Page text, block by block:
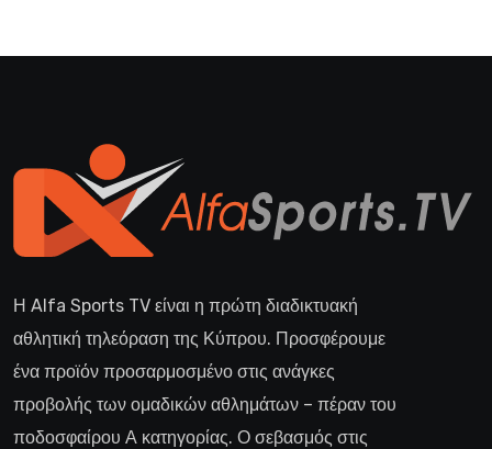
Η Alfa Sports TV είναι η πρώτη διαδικτυακή
αθλητική τηλεόραση της Κύπρου. Προσφέρουμε
ένα προϊόν προσαρμοσμένο στις ανάγκες
προβολής των ομαδικών αθλημάτων – πέραν του
ποδοσφαίρου Α κατηγορίας. Ο σεβασμός στις